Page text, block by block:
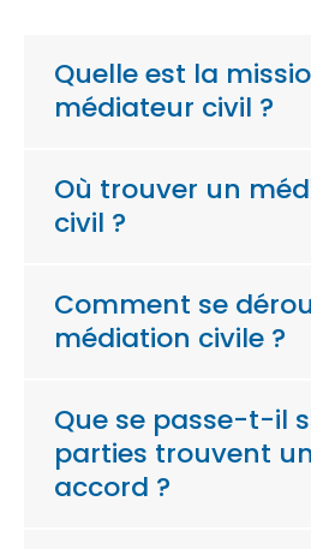
Quelle est la
médiateur civil ?
Où trouver un
civil ?
Comment se
médiation civile ?
Que se passe-t-il
parties trouvent un
accord ?